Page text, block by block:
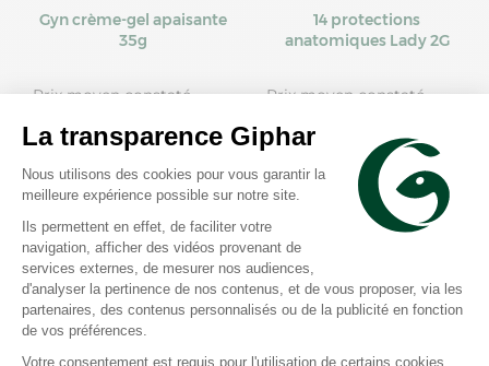
Gyn crème-gel apaisante
35g
Prix moyen constaté
14 protections
anatomiques Lady 2G
Prix moyen constaté